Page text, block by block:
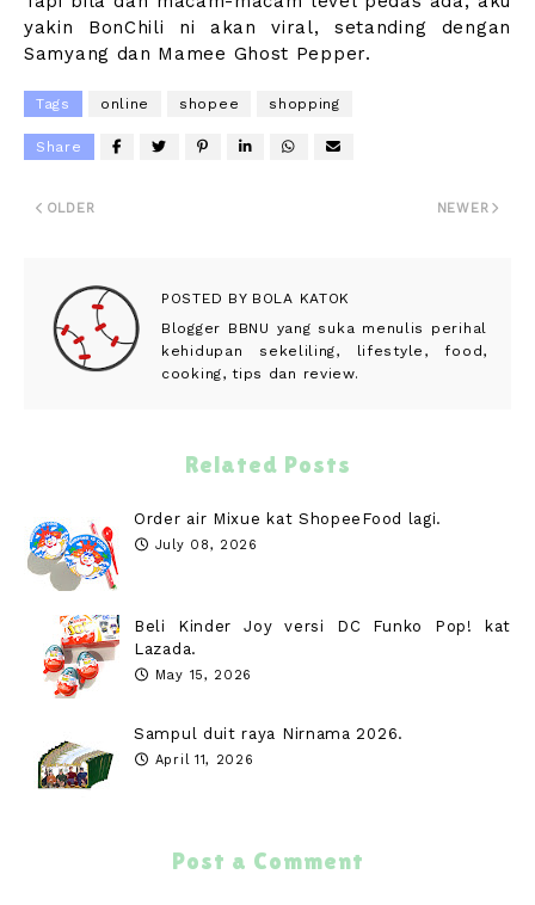
yakin BonChili ni akan viral, setanding dengan
Samyang dan Mamee Ghost Pepper.
Tags online shopee shopping
Share
NEWER
OLDER
POSTED BYBOLA KATOK
Blogger BBNU yang suka menulis perihal
kehidupan sekeliling, lifestyle, food,
cooking, tips dan review.
Related Posts
Order air Mixue kat ShopeeFood lagi.
July 08, 2026
Beli Kinder Joy versi DC Funko Pop! kat
Lazada.
May 15, 2026
Sampul duit raya Nirnama 2026.
April 11, 2026
Post a Comment